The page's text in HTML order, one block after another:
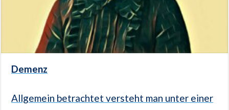
Demenz
Allgemein betrachtet versteht man unter einer